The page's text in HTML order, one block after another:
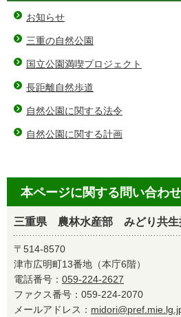
お知らせ
三重の自然公園
国立公園満喫プロジェクト
長距離自然歩道
自然公園に関する法令
自然公園に関する計画
本ページに関する問い合わ
三重県 農林水産部 みどり共
〒514-8570
津市広明町13番地（本庁6階）
電話番号： 059-224-2627
ファクス番号：059-224-2070
メールアドレス：